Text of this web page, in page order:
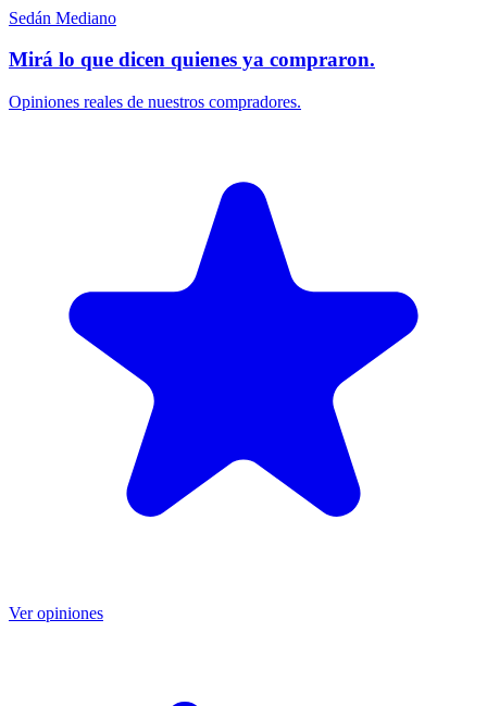
Sedán Mediano
Mirá lo que dicen quienes ya compraron.
Opiniones reales de nuestros compradores.
Ver opiniones